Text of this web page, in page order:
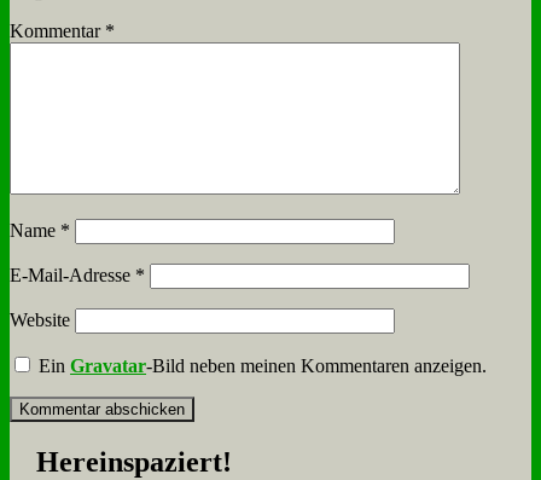
Kommentar *
Name *
E-Mail-Adresse *
Website
EinGravatar-Bild neben meinen Kommentaren anzeigen.
Her­ein­spa­ziert!